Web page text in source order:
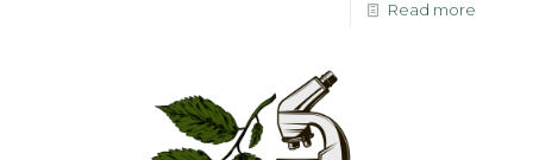
Read more